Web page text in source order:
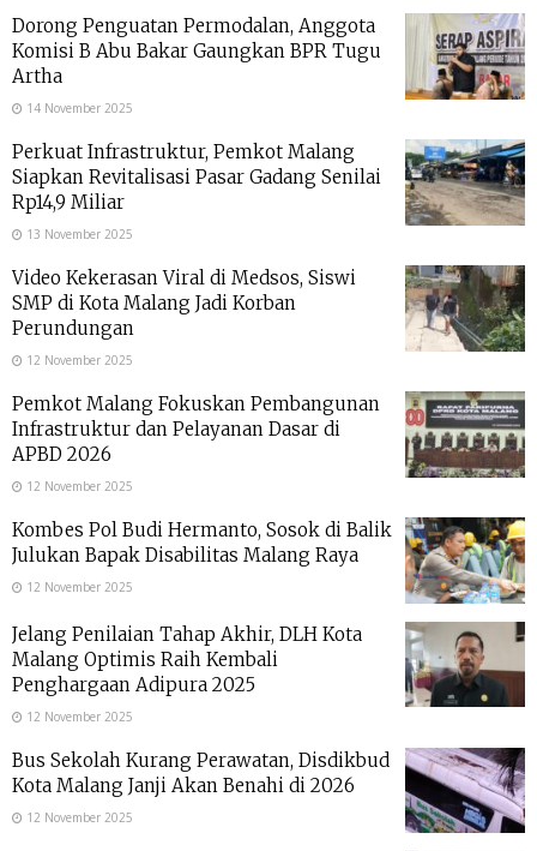
Dorong Penguatan Permodalan, Anggota
Komisi B Abu Bakar Gaungkan BPR Tugu
Artha
14 November 2025
Perkuat Infrastruktur, Pemkot Malang
Siapkan Revitalisasi Pasar Gadang Senilai
Rp14,9 Miliar
13 November 2025
Video Kekerasan Viral di Medsos, Siswi
SMP di Kota Malang Jadi Korban
Perundungan
12 November 2025
Pemkot Malang Fokuskan Pembangunan
Infrastruktur dan Pelayanan Dasar di
APBD 2026
12 November 2025
Kombes Pol Budi Hermanto, Sosok di Balik
Julukan Bapak Disabilitas Malang Raya
12 November 2025
Jelang Penilaian Tahap Akhir, DLH Kota
Malang Optimis Raih Kembali
Penghargaan Adipura 2025
12 November 2025
Bus Sekolah Kurang Perawatan, Disdikbud
Kota Malang Janji Akan Benahi di 2026
12 November 2025